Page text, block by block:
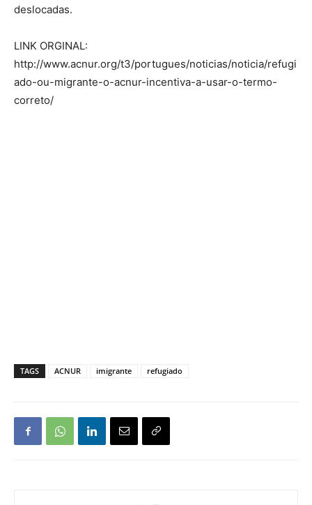
deslocadas.
LINK ORGINAL:
http://www.acnur.org/t3/portugues/noticias/noticia/refugi
ado-ou-migrante-o-acnur-incentiva-a-usar-o-termo-
correto/
TAGS ACNUR imigrante refugiado